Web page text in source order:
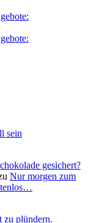
sein
gesichert?
Nur morgen zum
zu plündern.